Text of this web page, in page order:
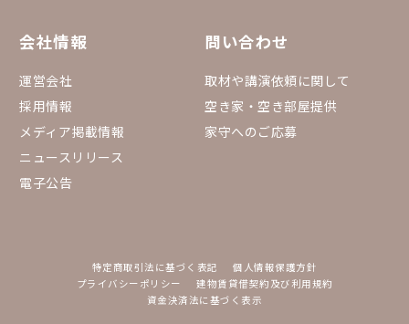
会社情報
運営会社
採用情報
メディア掲載情報
ニュースリリース
電子公告
問い合わせ
取材や講演依頼に関して
空き家・空き部屋提供
家守へのご応募
特定商取引法に基づく表記
個人情報保護方針
プライバシーポリシー
建物賃貸借契約及び利用規約
資金決済法に基づく表示